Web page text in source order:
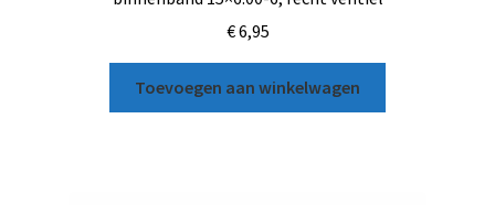
€6,95
Toevoegen aan winkelwagen